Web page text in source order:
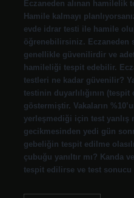
Eczaneden alınan hamilelik
Hamile kalmayı
evde idrar testi ile hamile
öğrenebilirsiniz. Eczaneden
genellikle güvenilirdir ve
hamileliği tespit edebilir.
testleri ne kadar güvenilir?
testinin duyarlılığının (tespit
göstermiştir. Vakaların
yerleşmediği için test yanlış
gecikmesinden yedi gün
gebeliğin tespit edilme
çubuğu yanıltır mı? Kanda
tespit edilirse ve test